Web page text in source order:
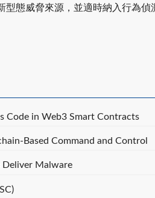
型態威脅來源，並適時納入行為偵
Code in Web3 Smart Contracts
Based Command and Control
Deliver Malware